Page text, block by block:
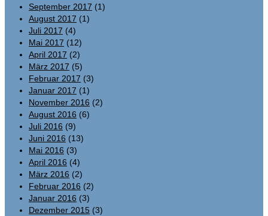
September 2017 (1)
August 2017 (1)
Juli 2017 (4)
Mai 2017 (12)
April 2017 (2)
März 2017 (5)
Februar 2017 (3)
Januar 2017 (1)
November 2016 (2)
August 2016 (6)
Juli 2016 (9)
Juni 2016 (13)
Mai 2016 (3)
April 2016 (4)
März 2016 (2)
Februar 2016 (2)
Januar 2016 (3)
Dezember 2015 (3)